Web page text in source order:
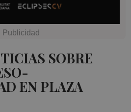
SOBRE
EN PLAZA